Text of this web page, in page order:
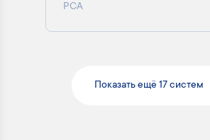
РСА
Показать ещё 17 систем